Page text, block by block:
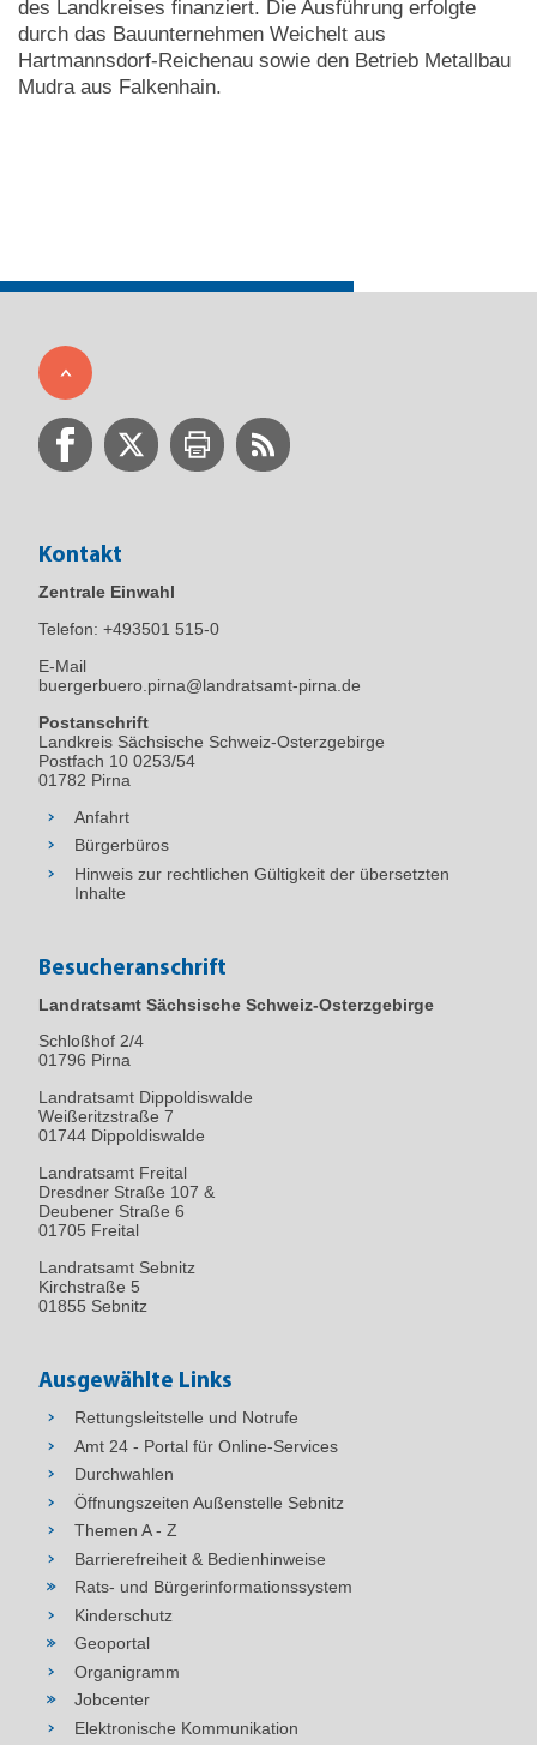
des Landkreises finanziert. Die Ausführung erfolgte
durch das Bauunternehmen Weichelt aus
Hartmannsdorf-Reichenau sowie den Betrieb Metallbau
Mudra aus Falkenhain.
Kontakt
Zentrale Einwahl
Telefon: +493501 515-0
E-Mail
buergerbuero.pirna@landratsamt-pirna.de
Postanschrift
Landkreis Sächsische Schweiz-Osterzgebirge
Postfach 10 0253/54
01782 Pirna
Anfahrt
Bürgerbüros
Hinweis zur rechtlichen Gültigkeit der übersetzten
Inhalte
Besucheranschrift
Landratsamt Sächsische Schweiz-Osterzgebirge
Schloßhof 2/4
01796 Pirna
Landratsamt Dippoldiswalde
Weißeritzstraße 7
01744 Dippoldiswalde
Landratsamt Freital
Dresdner Straße 107 &
Deubener Straße 6
01705 Freital
Landratsamt Sebnitz
Kirchstraße 5
01855 Sebnitz
Ausgewählte Links
Rettungsleitstelle und Notrufe
Amt 24 - Portal für Online-Services
Durchwahlen
Öffnungszeiten Außenstelle Sebnitz
Themen A - Z
Barrierefreiheit & Bedienhinweise
Rats- und Bürgerinformationssystem
Kinderschutz
Geoportal
Organigramm
Jobcenter
Elektronische Kommunikation